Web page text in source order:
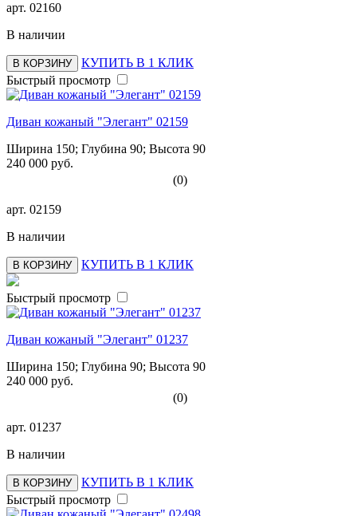
арт. 02160
В наличии
В КОРЗИНУ
КУПИТЬ В 1 КЛИК
Быстрый просмотр
Диван кожаный "Элегант" 02159
Ширина 150; Глубина 90; Высота 90
240 000 руб.
(0)
арт. 02159
В наличии
В КОРЗИНУ КУПИТЬ В 1 КЛИК
Быстрый просмотр
Диван кожаный "Элегант" 01237
Ширина 150; Глубина 90; Высота 90
240 000 руб.
(0)
арт. 01237
В наличии
В КОРЗИНУ
КУПИТЬ В 1 КЛИК
Быстрый просмотр